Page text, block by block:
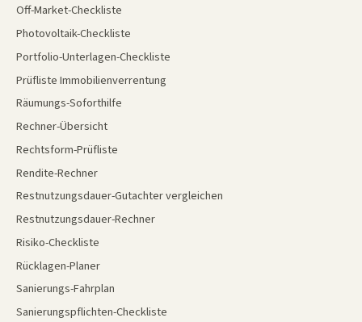
Off-Market-Checkliste
Photovoltaik-Checkliste
Portfolio-Unterlagen-Checkliste
Prüfliste Immobilienverrentung
Räumungs-Soforthilfe
Rechner-Übersicht
Rechtsform-Prüfliste
Rendite-Rechner
Restnutzungsdauer-Gutachter vergleichen
Restnutzungsdauer-Rechner
Risiko-Checkliste
Rücklagen-Planer
Sanierungs-Fahrplan
Sanierungspflichten-Checkliste